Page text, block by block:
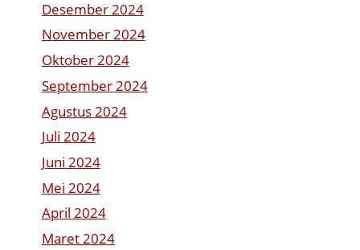
Desember 2024
November 2024
Oktober 2024
September 2024
Agustus 2024
Juli 2024
Juni 2024
Mei 2024
April 2024
Maret 2024